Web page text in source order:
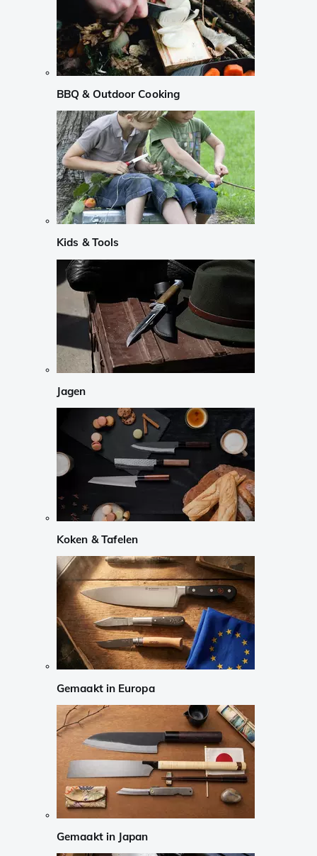
BBQ & Outdoor Cooking
Kids & Tools
Jagen
Koken & Tafelen
Gemaakt in Europa
Gemaakt in Japan